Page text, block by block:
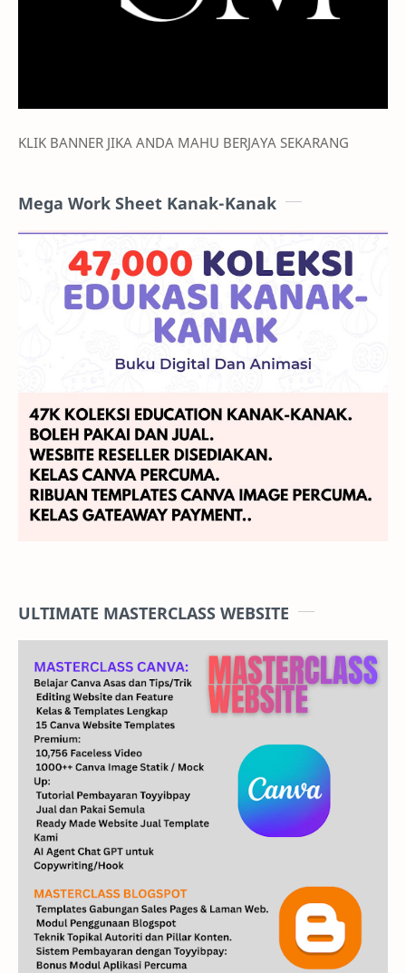
KLIK BANNER JIKA ANDA MAHU BERJAYA SEKARANG
Mega Work Sheet Kanak-Kanak
ULTIMATE MASTERCLASS WEBSITE